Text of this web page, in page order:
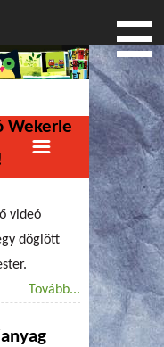
Wekerle
videó
döglött
Tovább...